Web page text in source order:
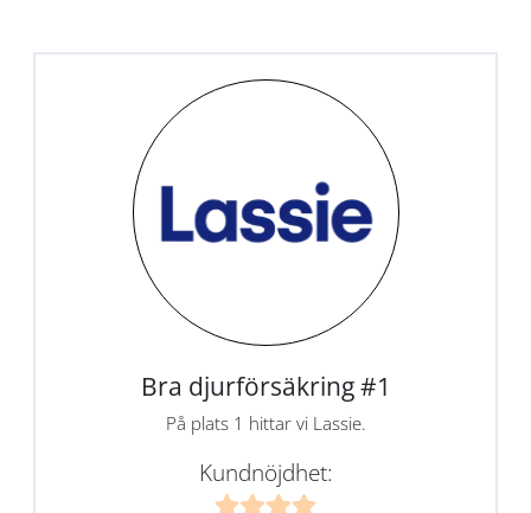
Bra djurförsäkring #1
På plats 1 hittar vi Lassie.
Kundnöjdhet: